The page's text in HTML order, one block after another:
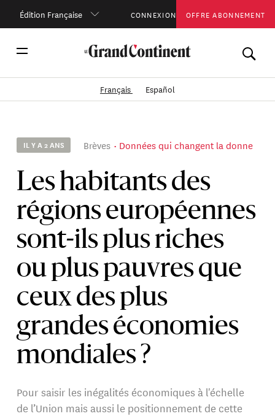
Édition Française CONNEXION OFFRE ABONNEMENT
Français Español
IL Y A 2 ANS Brèves Données qui changent la donne
Les habitants des
régions européennes
sont-ils plus riches
ou plus pauvres que
ceux des plus
grandes économies
mondiales ?
Pour saisir les inégalités économiques à l'échelle
de l’Union mais aussi le positionnement de cette